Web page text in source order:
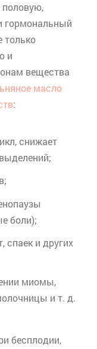
половую,
гормональный
только
и
вещества
масло
:
снижает
боли);
спаек и других
миомы,
и т. д.
бесплодии,